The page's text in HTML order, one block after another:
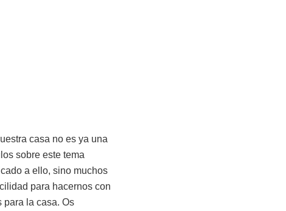
casa no es ya una
sobre este tema
a ello, sino muchos
para hacernos con
para la casa. Os